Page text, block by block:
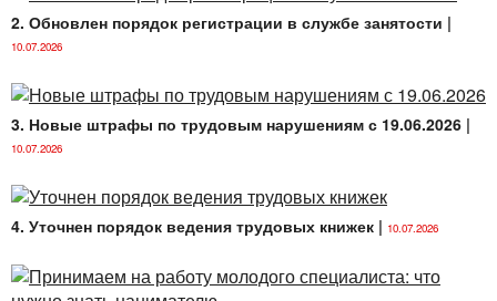
Перечень вопросов для тестов и варианты
ответов на них утверждаются заместителем
Министра юстиции, осуществляющим руководство
соответствующим направлением деятельности
Министерства юстиции.
При этом кандидатне использует электронные
базы правовой информации, а также
электронных носителях.
2. Обновлен порядок регистрации в службе занятости |
10.07.2026
3. Новые штрафы по трудовым нарушениям с 19.06.2026 |
10.07.2026
4. Уточнен порядок ведения трудовых книжек | 10.07.2026